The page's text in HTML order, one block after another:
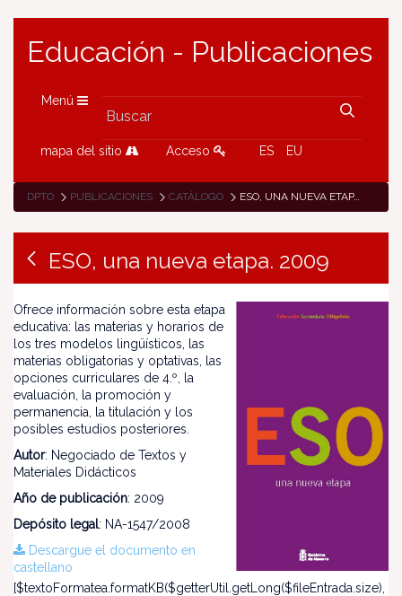
Educación - Publicaciones
Menú
mapa del sitio Acceso ES EU
DPTO PUBLICACIONES CATÁLOGO ESO, UNA NUEVA ETAPA. 2009
ESO, una nueva etapa. 2009
Ofrece información sobre esta etapa
educativa: las materias y horarios de
los tres modelos lingüísticos, las
materias obligatorias y optativas, las
opciones curriculares de 4.º, la
evaluación, la promoción y
permanencia, la titulación y los
posibles estudios posteriores.
Autor: Negociado de Textos y
Materiales Didácticos
Año de publicación: 2009
Depósito legal: NA-1547/2008
Descargue el documento en
castellano
[$textoFormatea.formatKB($getterUtil.getLong($fileEntrada.size),